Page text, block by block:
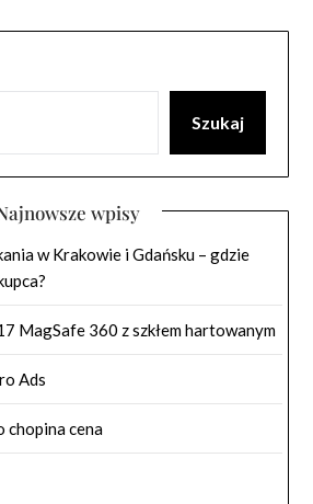
Szukaj
wpisy
w Krakowie i Gdańsku – gdzie
MagSafe 360 z szkłem hartowanym
Ads
chopina cena